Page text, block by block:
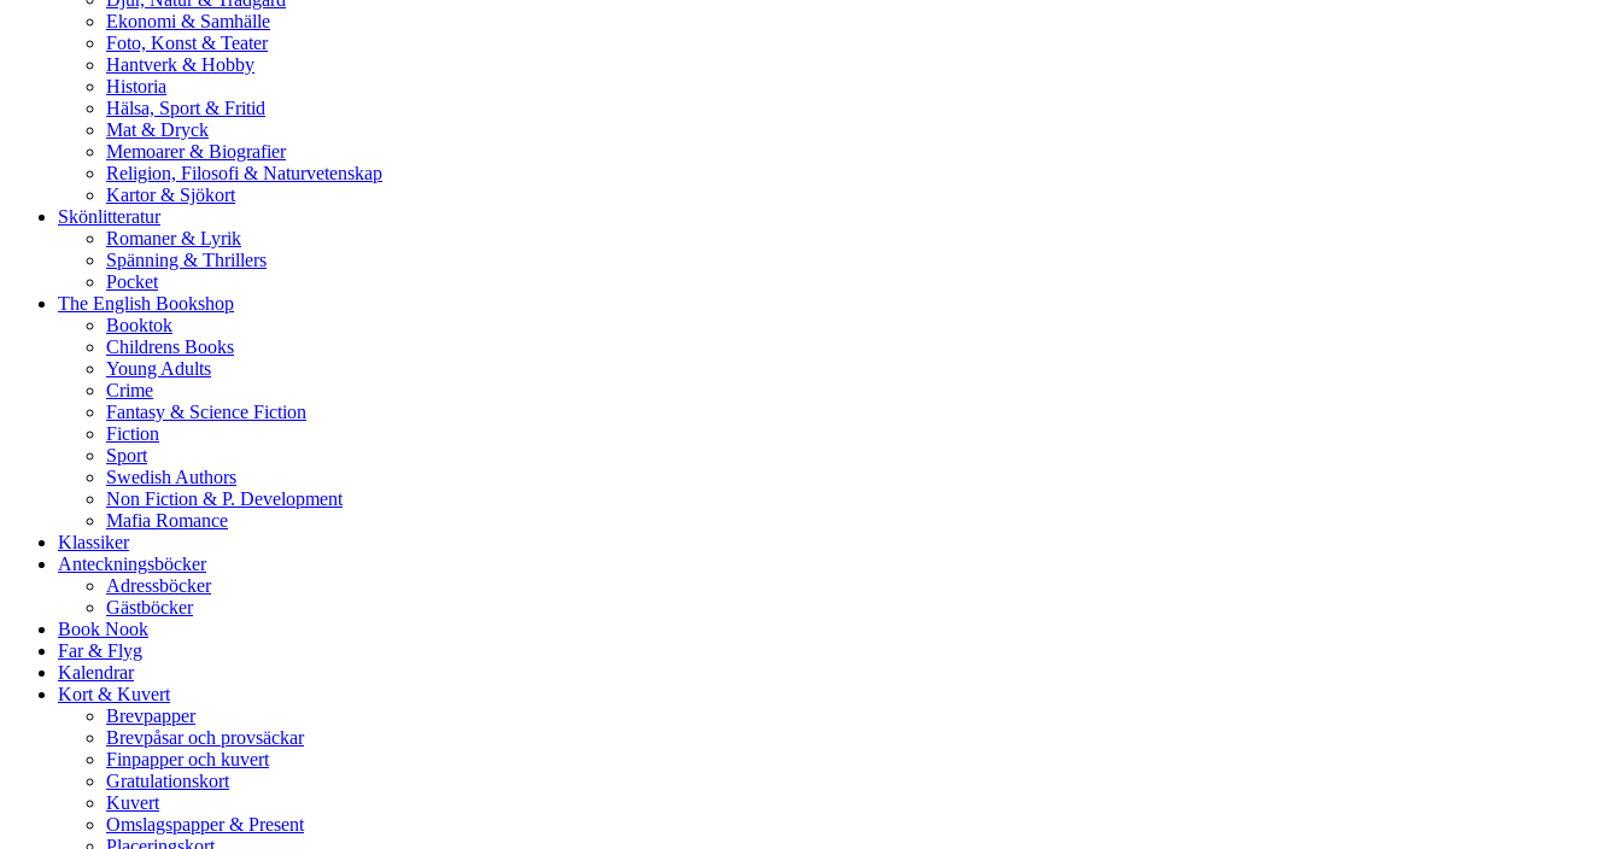
Ekonomi & Samhälle
Foto, Konst & Teater
Hantverk & Hobby
Historia
Hälsa, Sport & Fritid
Mat & Dryck
Memoarer & Biografier
Religion, Filosofi & Naturvetenskap
Kartor & Sjökort
Skönlitteratur
Romaner & Lyrik
Spänning & Thrillers
Pocket
The English Bookshop
Booktok
Childrens Books
Young Adults
Crime
Fantasy & Science Fiction
Fiction
Sport
Swedish Authors
Non Fiction & P. Development
Mafia Romance
Klassiker
Anteckningsböcker
Adressböcker
Gästböcker
Book Nook
Far & Flyg
Kalendrar
Kort & Kuvert
Brevpapper
Brevpåsar och provsäckar
Finpapper och kuvert
Gratulationskort
Kuvert
Omslagspapper & Present